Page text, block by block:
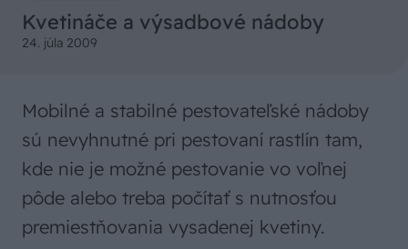
Kvetináče a výsadbové nádoby
24. júla 2009
Mobilné a stabilné pestovateľské nádoby
sú nevyhnutné pri pestovaní rastlín tam,
kde nie je možné pestovanie vo voľnej
pôde alebo treba počítať s nutnosťou
premiestňovania vysadenej kvetiny.